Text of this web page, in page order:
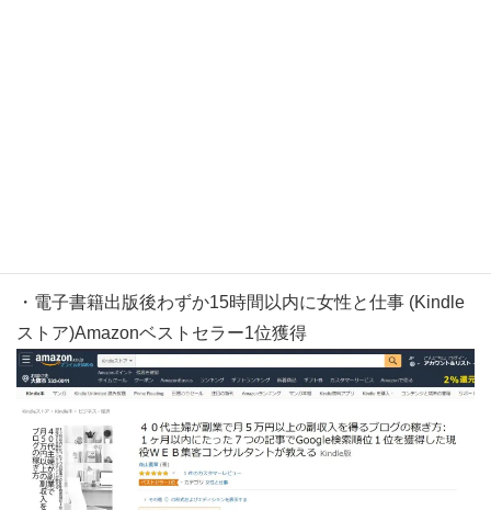
・電子書籍出版後わずか15時間以内に女性と仕事 (Kindle
ストア)Amazonベストセラー1位獲得